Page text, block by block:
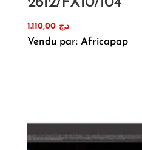
د.ج 1.110,00
Vendu par: Africapap